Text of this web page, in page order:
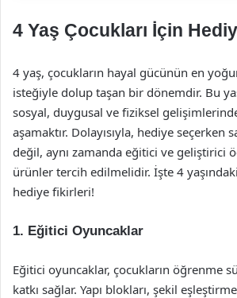
4 Yaş Çocukları İçin
4 yaş, çocukların hayal gücünün en
isteğiyle dolup taşan bir dönemdir. Bu
sosyal, duygusal ve fiziksel
aşamaktır. Dolayısıyla, hediye seçerken
değil, aynı zamanda eğitici ve geliştirici
ürünler tercih edilmelidir. İşte 4
hediye fikirleri!
1. Eğitici Oyuncaklar
Eğitici oyuncaklar, çocukların öğrenme
katkı sağlar. Yapı blokları, şekil